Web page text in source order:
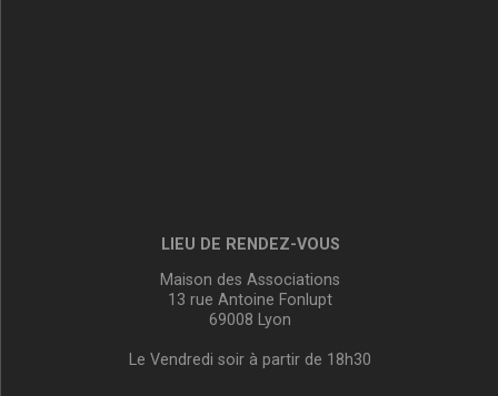
LIEU DE RENDEZ-VOUS
Maison des Associations
13 rue Antoine Fonlupt
69008 Lyon
Le Vendredi soir à partir de 18h30